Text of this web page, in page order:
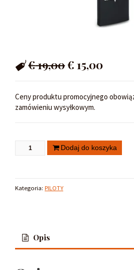
€19,00€ 15,00
Ceny produktu promocyjnego
zamówieniu wysyłkowym.
Dodaj do koszyka
Kategoria: PILOTY
Opis